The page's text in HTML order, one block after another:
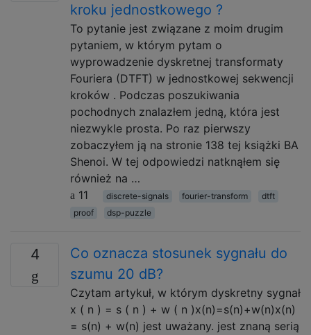
kroku jednostkowego ?
To pytanie jest związane z moim drugim
pytaniem, w którym pytam o
wyprowadzenie dyskretnej transformaty
Fouriera (DTFT) w jednostkowej sekwencji
kroków . Podczas poszukiwania
pochodnych znalazłem jedną, która jest
niezwykle prosta. Po raz pierwszy
zobaczyłem ją na stronie 138 tej książki BA
Shenoi. W tej odpowiedzi natknąłem się
również na …
11
discrete-signals fourier-transform
dtft
proof
dsp-puzzle
4
Co oznacza stosunek sygnału do
szumu 20 dB?
Czytam artykuł, w którym dyskretny sygnał
x ( n ) = s ( n ) + w ( n )x(n)=s(n)+w(n)x(n)
= s(n) + w(n) jest uważany. jest znaną serią